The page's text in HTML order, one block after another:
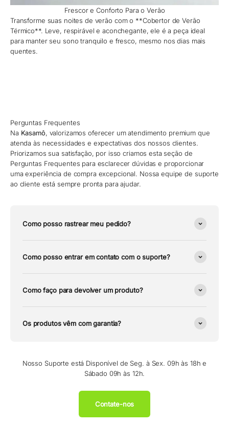
Frescor e Conforto Para o Verão
Transforme suas noites de verão com o **Cobertor de Verão
Térmico**. Leve, respirável e aconchegante, ele é a peça ideal
para manter seu sono tranquilo e fresco, mesmo nos dias mais
quentes.
Perguntas Frequentes
Na Kasamô, valorizamos oferecer um atendimento premium que
atenda às necessidades e expectativas dos nossos clientes.
Priorizamos sua satisfação, por isso criamos esta seção de
Perguntas Frequentes para esclarecer dúvidas e proporcionar
uma experiência de compra excepcional. Nossa equipe de suporte
ao cliente está sempre pronta para ajudar.
Como posso rastrear meu pedido?
Como posso entrar em contato com o suporte?
Como faço para devolver um produto?
Os produtos vêm com garantia?
Nosso Suporte está Disponível de Seg. à Sex. 09h às 18h e
Sábado 09h às 12h.
Contate-nos